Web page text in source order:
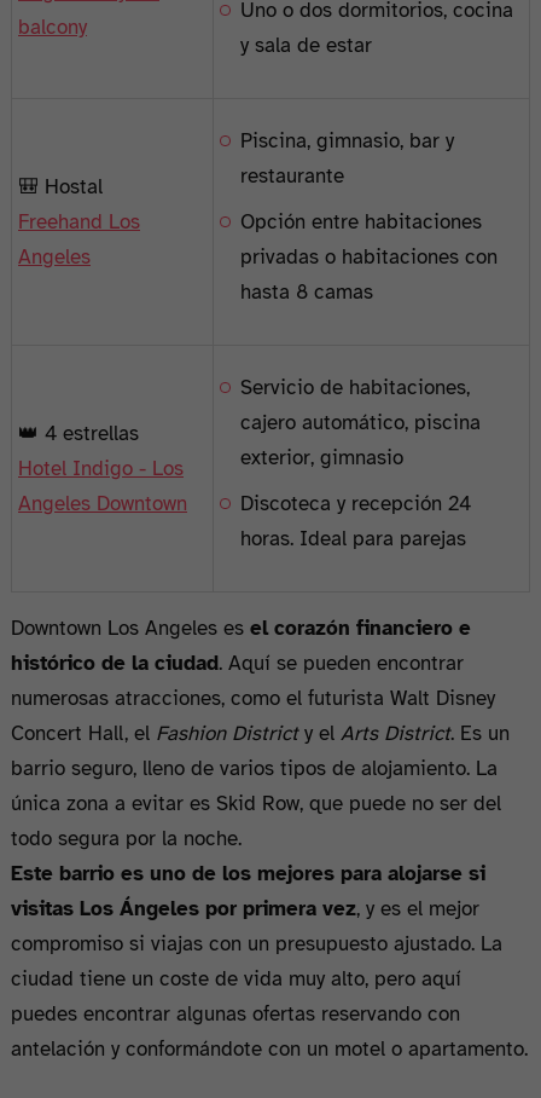
balcony
Uno o dos dormitorios, cocina
y sala de estar
🎒 Hostal
Freehand Los
Angeles
Piscina, gimnasio, bar y
restaurante
Opción entre habitaciones
privadas o habitaciones con
hasta 8 camas
👑 4 estrellas
Hotel Indigo - Los
Angeles Downtown
Servicio de habitaciones,
cajero automático, piscina
exterior, gimnasio
Discoteca y recepción 24
horas. Ideal para parejas
Downtown Los Angeles es el corazón financiero e
histórico de la ciudad. Aquí se pueden encontrar
numerosas atracciones, como el futurista Walt Disney
Concert Hall, el Fashion Districty el Arts District. Es un
barrio seguro, lleno de varios tipos de alojamiento. La
única zona a evitar es Skid Row, que puede no ser del
todo segura por la noche.
Este barrio es uno de los mejores para alojarse si
visitas Los Ángeles por primera vez, y es el mejor
compromiso si viajas con un presupuesto ajustado. La
ciudad tiene un coste de vida muy alto, pero aquí
puedes encontrar algunas ofertas reservando con
antelación y conformándote con un motel o apartamento.